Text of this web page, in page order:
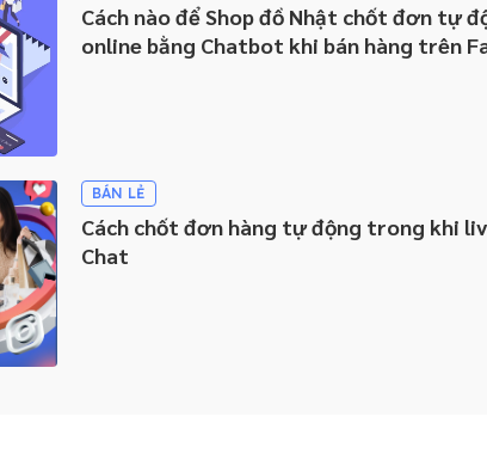
Cách nào để Shop đồ Nhật chốt đơn tự
online bằng Chatbot khi bán hàng trên
BÁN LẺ
Cách chốt đơn hàng tự động trong khi
Chat